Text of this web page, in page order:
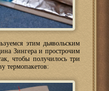
этим дьявольским
Зингера и прострочим
чтобы получилось три
термопакетов: